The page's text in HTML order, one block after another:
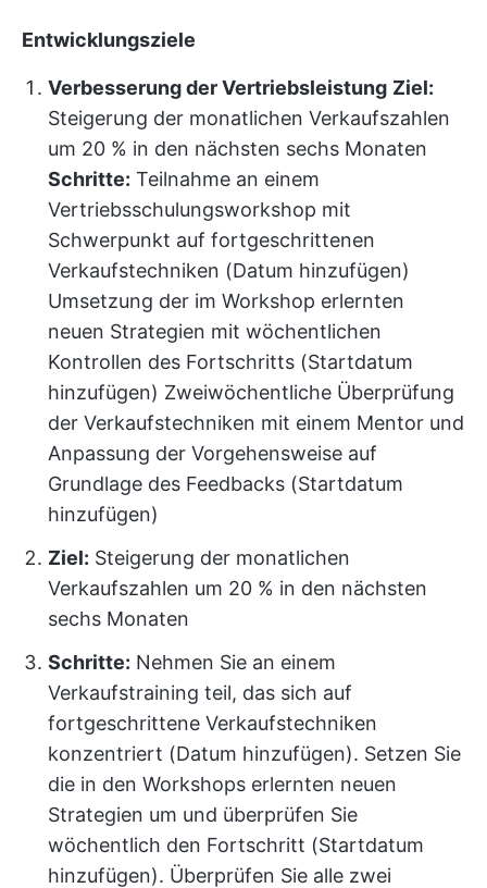
Entwicklungsziele
Verbesserung der Vertriebsleistung Ziel:
Steigerung der monatlichen Verkaufszahlen
um 20 % in den nächsten sechs Monaten
Schritte: Teilnahme an einem
Vertriebsschulungsworkshop mit
Schwerpunkt auf fortgeschrittenen
Verkaufstechniken (Datum hinzufügen)
Umsetzung der im Workshop erlernten
neuen Strategien mit wöchentlichen
Kontrollen des Fortschritts (Startdatum
hinzufügen) Zweiwöchentliche Überprüfung
der Verkaufstechniken mit einem Mentor und
Anpassung der Vorgehensweise auf
Grundlage des Feedbacks (Startdatum
hinzufügen)
Ziel: Steigerung der monatlichen
Verkaufszahlen um 20 % in den nächsten
sechs Monaten
Schritte: Nehmen Sie an einem
Verkaufstraining teil, das sich auf
fortgeschrittene Verkaufstechniken
konzentriert (Datum hinzufügen). Setzen Sie
die in den Workshops erlernten neuen
Strategien um und überprüfen Sie
wöchentlich den Fortschritt (Startdatum
hinzufügen). Überprüfen Sie alle zwei